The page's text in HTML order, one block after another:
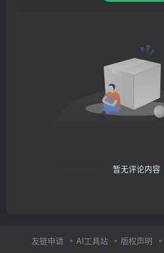
暂无评论内容
友链申请 AI工具站 版权声明